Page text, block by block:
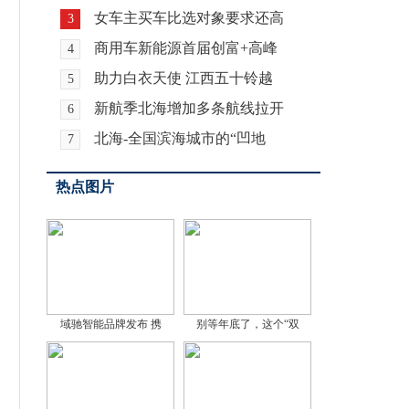
3 女车主买车比选对象要求还高
4 商用车新能源首届创富+高峰
5 助力白衣天使 江西五十铃越
6 新航季北海增加多条航线拉开
7 北海-全国滨海城市的“凹地
热点图片
域驰智能品牌发布 携 别等年底了，这个“双